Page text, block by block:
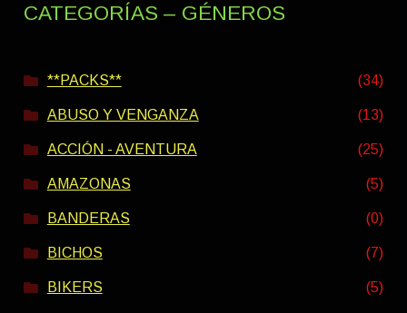
CATEGORÍAS – GÉNEROS
**PACKS** (34)
ABUSO Y VENGANZA (13)
ACCIÓN - AVENTURA (25)
AMAZONAS (5)
BANDERAS (0)
BICHOS (7)
BIKERS (5)